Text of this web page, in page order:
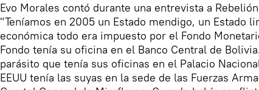
Evo Morales contó durante una entrevista a
"Teníamos en 2005 un Estado mendigo, un Estado
económica todo era impuesto por el Fondo
Fondo tenía su oficina en el Banco Central de
parásito que tenía sus oficinas en el Palacio
EEUU tenía las suyas en la sede de las Fuerzas